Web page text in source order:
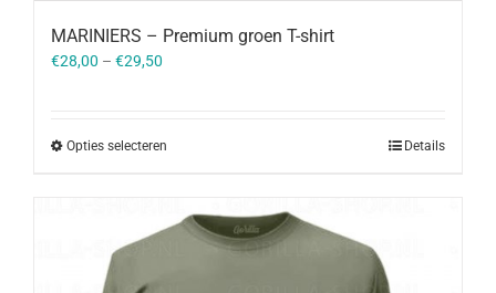
MARINIERS – Premium groen T-shirt
€28,00 – €29,50
Opties selecteren Details